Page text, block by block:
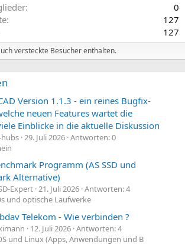
0
127
127
versteckte Besucher enthalten.
Version 1.1.3 - ein reines Bugfix-
neuen Features wartet die
Einblicke in die aktuelle Diskussion
29. Juli 2026 Antworten: 0
Programm (AS SSD und
Alternative)
Expert 21. Juli 2026 Antworten: 4
und optische Laufwerke
Telekom - Wie verbinden ?
12. Juli 2026 Antworten: 4
und Linux (Apps, Anwendungen und B